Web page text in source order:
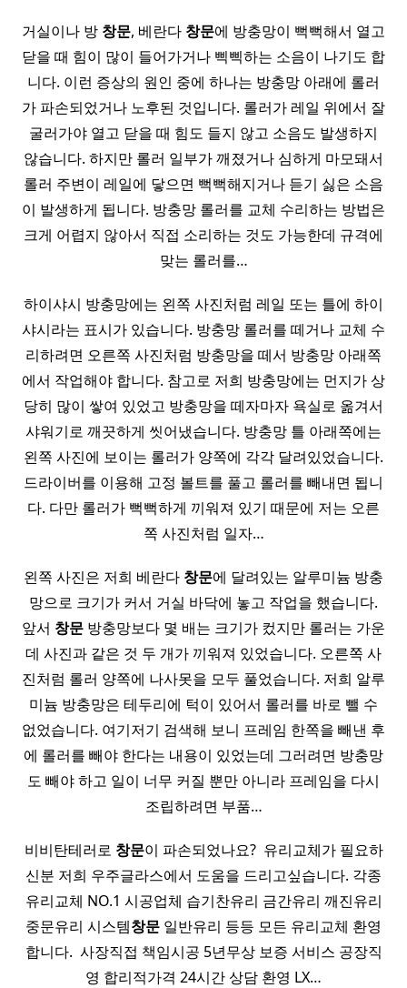
거실이나 방 창문, 베란다 창문에 방충망이 뻑뻑해서 열고
닫을 때 힘이 많이 들어가거나 삑삑하는 소음이 나기도 합
니다. 이런 증상의 원인 중에 하나는 방충망 아래에 롤러
가 파손되었거나 노후된 것입니다. 롤러가 레일 위에서 잘
굴러가야 열고 닫을 때 힘도 들지 않고 소음도 발생하지
않습니다. 하지만 롤러 일부가 깨졌거나 심하게 마모돼서
롤러 주변이 레일에 닿으면 뻑뻑해지거나 듣기 싫은 소음
이 발생하게 됩니다. 방충망 롤러를 교체 수리하는 방법은
크게 어렵지 않아서 직접 소리하는 것도 가능한데 규격에
맞는 롤러를…
하이샤시 방충망에는 왼쪽 사진처럼 레일 또는 틀에 하이
샤시라는 표시가 있습니다. 방충망 롤러를 떼거나 교체 수
리하려면 오른쪽 사진처럼 방충망을 떼서 방충망 아래쪽
에서 작업해야 합니다. 참고로 저희 방충망에는 먼지가 상
당히 많이 쌓여 있었고 방충망을 떼자마자 욕실로 옮겨서
샤워기로 깨끗하게 씻어냈습니다. 방충망 틀 아래쪽에는
왼쪽 사진에 보이는 롤러가 양쪽에 각각 달려있었습니다.
드라이버를 이용해 고정 볼트를 풀고 롤러를 빼내면 됩니
다. 다만 롤러가 뻑뻑하게 끼워져 있기 때문에 저는 오른
쪽 사진처럼 일자…
왼쪽 사진은 저희 베란다 창문에 달려있는 알루미늄 방충
망으로 크기가 커서 거실 바닥에 놓고 작업을 했습니다.
앞서 창문 방충망보다 몇 배는 크기가 컸지만 롤러는 가운
데 사진과 같은 것 두 개가 끼워져 있었습니다. 오른쪽 사
진처럼 롤러 양쪽에 나사못을 모두 풀었습니다. 저희 알루
미늄 방충망은 테두리에 턱이 있어서 롤러를 바로 뺄 수
없었습니다. 여기저기 검색해 보니 프레임 한쪽을 빼낸 후
에 롤러를 빼야 한다는 내용이 있었는데 그러려면 방충망
도 빼야 하고 일이 너무 커질 뿐만 아니라 프레임을 다시
조립하려면 부품…
비비탄테러로 창문이 파손되었나요? ​ 유리교체가 필요하
신분 저희 우주글라스에서 도움을 드리고싶습니다. 각종
유리교체 NO.1 시공업체 습기찬유리 금간유리 깨진유리
중문유리 시스템창문 일반유리 등등 모든 유리교체 환영
합니다. ​ 사장직접 책임시공 5년무상 보증 서비스 공장직
영 합리적가격 24시간 상담 환영 LX…